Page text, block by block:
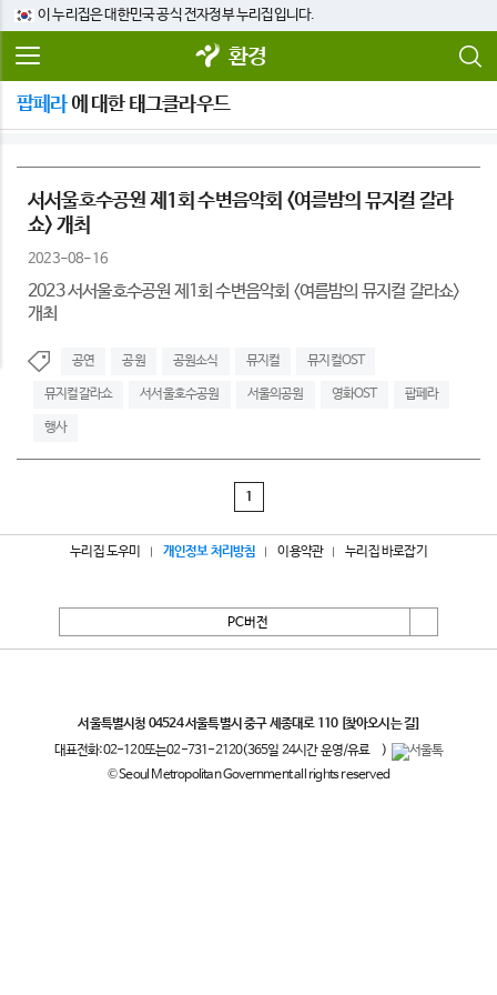
이 누리집은 대한민국 공식 전자정부 누리집입니다.
환경
팝페라에 대한 태그클라우드
서서울호수공원 제1회 수변음악회 <여름밤의 뮤지컬 갈라
쇼> 개최
2023-08-16
2023 서서울호수공원 제1회 수변음악회 <여름밤의 뮤지컬 갈라쇼>
개최
공연 공원 공원소식 뮤지컬 뮤지컬OST
뮤지컬갈라쇼 서서울호수공원 서울의공원 영화OST 팝페라
행사
1
누리집 도우미 개인정보 처리방침 이용약관 누리집 바로잡기
PC버전
서울특별시청 04524 서울특별시 중구 세종대로 110 [찾아오시는 길]
대표전화:02-120또는02-731-2120(365일 24시간 운영/유료
)
© Seoul Metropolitan Government all rights reserved